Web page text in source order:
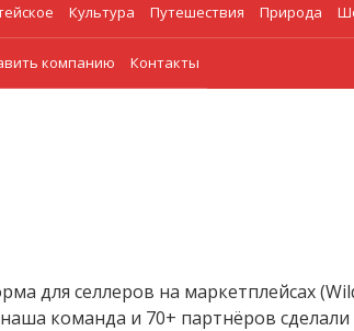
Культура Путешествия Природа
компанию Контакты
для селлеров на маркетплейсах
команда и 70+ партнёров